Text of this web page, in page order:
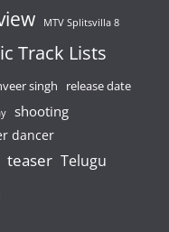
MTV Splitsvilla 8
Track Lists
singh release date
shooting
dancer
teaser Telugu